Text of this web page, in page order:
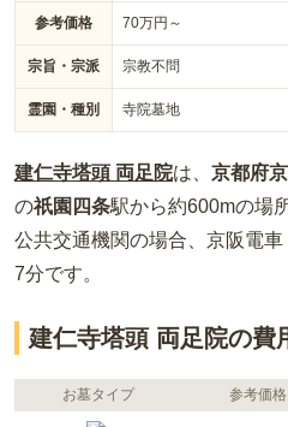
参考価格 70万円～
宗旨・宗派 宗教不問
霊園・種別 寺院墓地
建仁寺塔頭 両足院は、 京都府
の祇園四条駅から約600mの場
公共交通機関の場合 、京阪電
7分です。
建仁寺塔頭 両足院の費
お墓タイプ 参考価格